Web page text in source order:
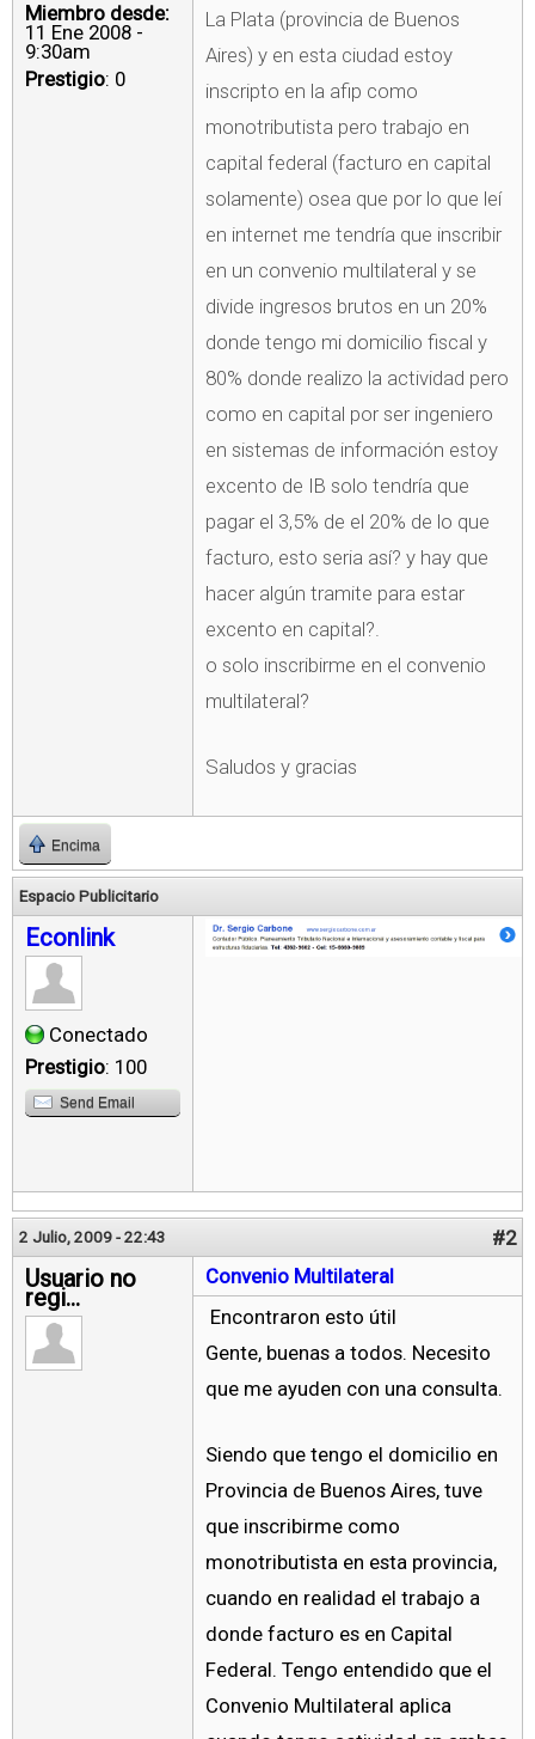
Miembro desde:
11 Ene 2008 -
9:30am
Prestigio: 0
La Plata (provincia de Buenos
Aires) y en esta ciudad estoy
inscripto en la afip como
monotributista pero trabajo en
capital federal (facturo en capital
solamente) osea que por lo que leí
en internet me tendría que inscribir
en un convenio multilateral y se
divide ingresos brutos en un 20%
donde tengo mi domicilio fiscal y
80% donde realizo la actividad pero
como en capital por ser ingeniero
en sistemas de información estoy
excento de IB solo tendría que
pagar el 3,5% de el 20% de lo que
facturo, esto seria así? y hay que
hacer algún tramite para estar
excento en capital?.
o solo inscribirme en el convenio
multilateral?
Saludos y gracias
Encima
Espacio Publicitario
Econlink
Conectado
Prestigio: 100
Send Email
2 Julio, 2009 - 22:43 #2
Usuario no
regi...
Convenio Multilateral
Encontraron esto útil
Gente, buenas a todos. Necesito
que me ayuden con una consulta.
Siendo que tengo el domicilio en
Provincia de Buenos Aires, tuve
que inscribirme como
monotributista en esta provincia,
cuando en realidad el trabajo a
donde facturo es en Capital
Federal. Tengo entendido que el
Convenio Multilateral aplica